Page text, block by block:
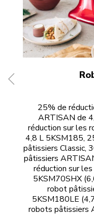
25% de
ARTISAN de
réduction sur les
4,8 L 5KSM185,
pâtissiers Classic,
pâtissiers
réduction sur
5KSM70SHX
robot
5KSM180LE
robots pâtissiers